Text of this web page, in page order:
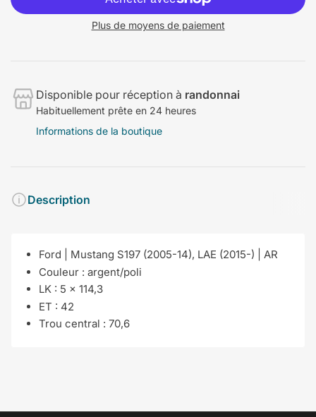
Plus de moyens de paiement
Disponible pour réception à randonnai
Habituellement prête en 24 heures
Informations de la boutique
Description
Ford | Mustang S197 (2005-14), LAE (2015-) | AR
Couleur : argent/poli
LK : 5 x 114,3
ET : 42
Trou central : 70,6